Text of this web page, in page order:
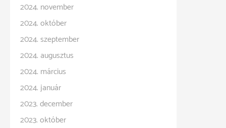
2024. november
2024. október
2024. szeptember
2024. augusztus
2024. március
2024. január
2023. december
2023. október